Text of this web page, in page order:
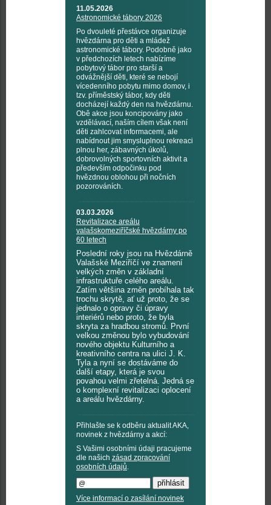
11.05.2026
Astronomické tábory 2026
Po dvouleté přestávce organizuje
hvězdárna pro děti a mládež
astronomické tábory. Podobně jako
v předchozích letech nabízíme
pobytový tábor pro starší a
odvážnější děti, které se nebojí
vícedenního pobytu mimo domov, i
tzv. příměstský tábor, kdy děti
docházejí každý den na hvězdárnu.
Obě akce jsou koncipovány jako
vzdělávací, naším cílem však není
děti zahlcovat informacemi, ale
nabídnout jim smysluplnou rekreaci
plnou her, zábavných úkolů,
dobrovolných sportovních aktivit a
především odpočinku pod
hvězdnou oblohou při nočních
pozorováních.
03.03.2026
Revitalizace areálu
valašskomeziříčské hvězdárny po
60 letech
Poslední roky jsou na Hvězdárně
Valašské Meziříčí ve znamení
velkých změn v základní
infrastruktuře celého areálu.
Zatím většina změn probíhala tak
trochu skrytě, ať už proto, že se
jednalo o opravy či úpravy
interiérů nebo proto, že byla
skryta za hradbou stromů. První
velkou změnou bylo vybudování
nového objektu Kulturního a
kreativního centra na ulici J. K.
Tyla a nyní se dostáváme do
další etapy, která je svou
povahou velmi zřetelná. Jedná se
o komplexní revitalizaci oplocení
a areálu hvězdárny.
Přihlašte se k odběru aktualit AKA,
novinek z hvězdárny a akcí:
S Vašimi osobními údaji pracujeme
dle našich zásad zpracování
osobních údajů.
Více informací o zasílání novinek